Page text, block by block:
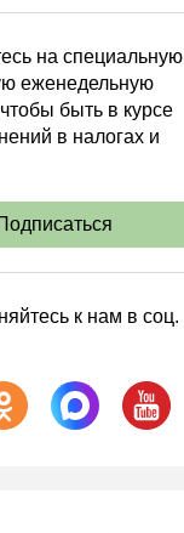
(АХД)
и аттестация
операции
система РФ
планирование
на специальную
еженедельную
быть в курсе
в налогах и
к нам в соц.